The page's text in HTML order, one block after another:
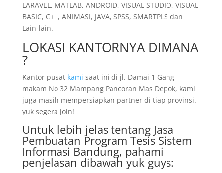
LARAVEL, MATLAB, ANDROID, VISUAL STUDIO, VISUAL
BASIC, C++, ANIMASI, JAVA, SPSS, SMARTPLS dan
Lain-lain.
LOKASI KANTORNYA DIMANA
?
Kantor pusat kami saat ini di jl. Damai 1 Gang
makam No 32 Mampang Pancoran Mas Depok, kami
juga masih mempersiapkan partner di tiap provinsi.
yuk segera join!
Untuk lebih jelas tentang Jasa
Pembuatan Program Tesis Sistem
Informasi Bandung, pahami
penjelasan dibawah yuk guys: